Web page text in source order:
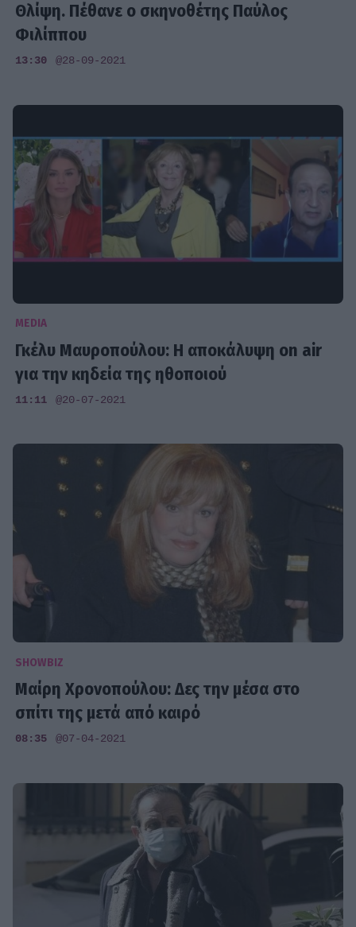
Θλίψη. Πέθανε ο σκηνοθέτης Παύλος
Φιλίππου
13:30 @28-09-2021
MEDIA
Γκέλυ Μαυροπούλου: Η αποκάλυψη on air
για την κηδεία της ηθοποιού
11:11 @20-07-2021
SHOWBIZ
Μαίρη Χρονοπούλου: Δες την μέσα στο
σπίτι της μετά από καιρό
08:35 @07-04-2021